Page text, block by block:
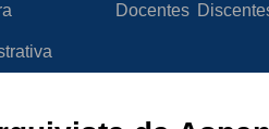
Docentes